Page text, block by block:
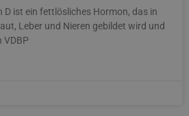
D ist ein fettlösliches Hormon, das in
Leber und Nieren gebildet wird und
VDBP